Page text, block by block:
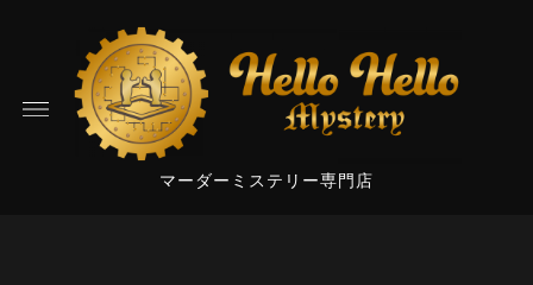
マーダーミステリー専門店